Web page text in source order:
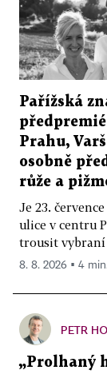
Pařížská
Prahu,
osobně
růže a
Je 23.
ulice v centru
trousit
8. 8. 2026 ▪ 4
PETR
„Prolhaný